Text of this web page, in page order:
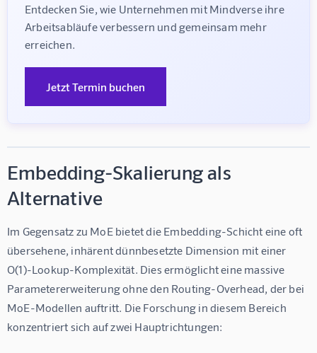
Entdecken Sie, wie Unternehmen mit Mindverse ihre
Arbeitsabläufe verbessern und gemeinsam mehr
erreichen.
Jetzt Termin buchen
Embedding-Skalierung als
Alternative
Im Gegensatz zu MoE bietet die Embedding-Schicht eine oft
übersehene, inhärent dünnbesetzte Dimension mit einer
O(1)-Lookup-Komplexität. Dies ermöglicht eine massive
Parametererweiterung ohne den Routing-Overhead, der bei
MoE-Modellen auftritt. Die Forschung in diesem Bereich
konzentriert sich auf zwei Hauptrichtungen: